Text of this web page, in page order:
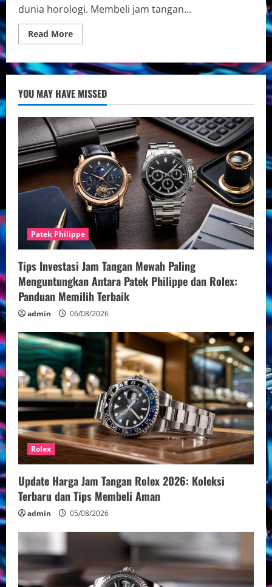
dunia horologi. Membeli jam tangan...
Read MoreRead
more
Jam
Tangan
Asli
–
Kualitas
Terjamin
YOU MAY HAVE MISSED
Patek Philippe
Tips Investasi Jam Tangan Mewah Paling
Menguntungkan Antara Patek Philippe dan Rolex:
Panduan Memilih Terbaik
admin 06/08/2026
Rolex
Update Harga Jam Tangan Rolex 2026: Koleksi
Terbaru dan Tips Membeli Aman
admin 05/08/2026